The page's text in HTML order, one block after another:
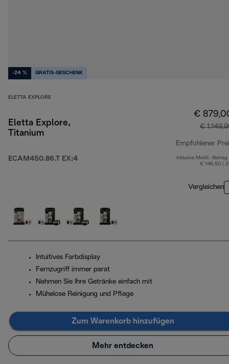
-24 % GRATIS-GESCHENK
ELETTA EXPLORE
Eletta Explore,
Titanium
ECAM450.86.T EX:4
€
€
Empfohlener
Inklusive MwSt.-Betrag
€ 146,50 (
Vergleichen
Intuitives Farbdisplay
Fernzugriff immer parat
Nehmen Sie Ihre Getränke einfach mit
Mühelose Reinigung und Pflege
Zum Warenkorb hinzufügen
Mehr entdecken